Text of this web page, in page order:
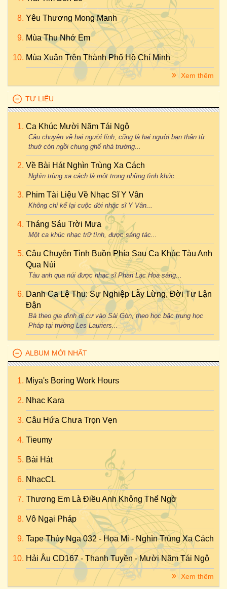
Yêu Thương Mong Manh
Mùa Thu Nhớ Em
Mùa Xuân Trên Thành Phố Hồ Chí Minh
Xem thêm
TƯ LIỆU
Ca Khúc Mười Năm Tái Ngộ
Câu chuyện về hai người lính, cũng là hai người bạn thân từ
thuở còn ngồi chung ghế nhà trường...
Về Bài Hát Nghìn Trùng Xa Cách
Nghìn trùng xa cách là một trong những tình khúc...
Phim Tài Liệu Về Nhạc Sĩ Y Vân
Không chỉ kể lại cuộc đời nhạc sĩ Y Vân...
Tháng Sáu Trời Mưa
Một ca khúc nhạc trữ tình, được sáng tác...
Câu Chuyện Tình Buồn Phía Sau Ca Khúc Tàu Anh
Qua Núi
Tàu anh qua núi được nhạc sĩ Phan Lạc Hoa sáng...
Danh Ca Lệ Thu: Sự Nghiệp Lẫy Lừng, Đời Tư Lận
Đận
Bà theo gia đình di cư vào Sài Gòn, theo học bậc trung học
Pháp tại trường Les Lauriers...
ALBUM MỚI NHẤT
Miya's Boring Work Hours
Nhac Kara
Câu Hứa Chưa Trọn Vẹn
Tieumy
Bài Hát
NhạcCL
Thương Em Là Điều Anh Không Thể Ngờ
Vô Ngại Pháp
Tape Thúy Nga 032 - Họa Mi - Nghìn Trùng Xa Cách
Hải Âu CD167 - Thanh Tuyền - Mười Năm Tái Ngộ
Xem thêm